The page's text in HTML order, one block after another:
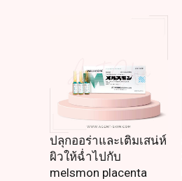
ปลุกออร่าและเติมเสน่ห์
ผิวให้ฉ่ำไปกับ
melsmon placenta